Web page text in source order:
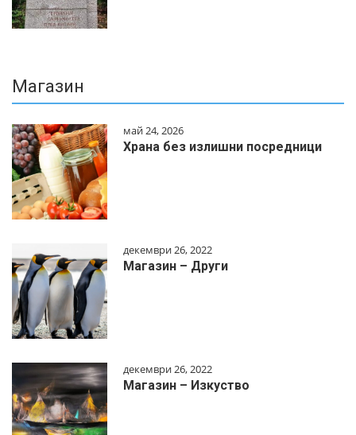
Магазин
май 24, 2026
Храна без излишни посредници
декември 26, 2022
Магазин – Други
декември 26, 2022
Магазин – Изкуство